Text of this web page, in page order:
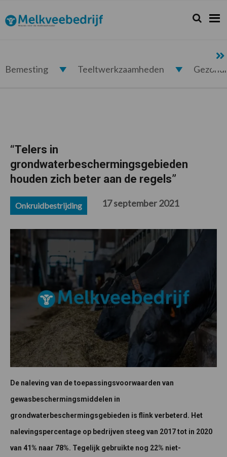
de
hoofdnavigatie
de
hoofd
de
eerste
de
voettekst
Melkveebedrijf.nl Zoeken...
Zoek
Bemesting Teeltwerkzaamheden
“Telers in
grondwaterbeschermingsgebieden
houden zich beter aan de regels”
Onkruidbestrijding 17 september 2021
De naleving van de toepassingsvoorwaarden van
gewasbeschermingsmiddelen in
grondwaterbeschermingsgebieden is flink verbeterd. Het
nalevingspercentage op bedrijven steeg van 2017 tot in 2020
van 41% naar 78%. Tegelijk gebruikte nog 22% niet-